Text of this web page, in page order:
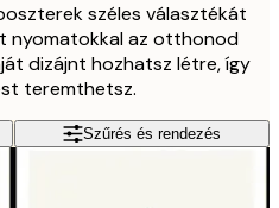
széles választékát
nyomatokkal az otthonod
dizájnt hozhatsz létre, így
teremthetsz.
Szűrés és rendezés